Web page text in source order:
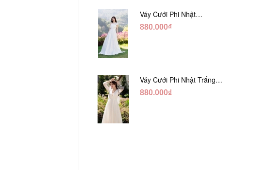
Váy Cưới Phi Nhật
Trắng Cúp Chéo DC543
880.000₫
Váy Cưới Phi Nhật Trắng
Tay Phối Ren Lửng DC554
880.000₫